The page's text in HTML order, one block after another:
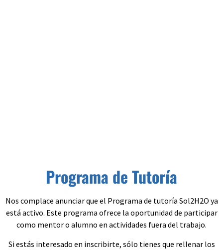
Programa de Tutoría
Nos complace anunciar que el Programa de tutoría Sol2H2O ya
está activo. Este programa ofrece la oportunidad de participar
como mentor o alumno en actividades fuera del trabajo.
Si estás interesado en inscribirte, sólo tienes que rellenar los